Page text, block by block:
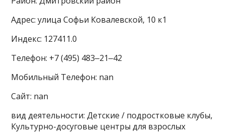
Адрес: улица Софьи Ковалевской, 10 к1
Индекс: 127411.0
Телефон: +7 (495) 483‒21‒42
Мобильный Телефон: nan
Сайт: nan
вид деятельности: Детские / подростковые клубы,
Культурно-досуговые центры для взрослых